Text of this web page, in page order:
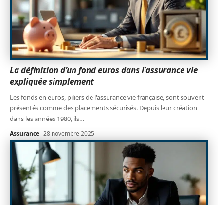
La définition d’un fond euros dans l’assurance vie
expliquée simplement
Les fonds en euros, piliers de l'assurance vie française, sont souvent
présentés comme des placements sécurisés. Depuis leur création
dans les années 1980, ils…
Assurance 28 novembre 2025